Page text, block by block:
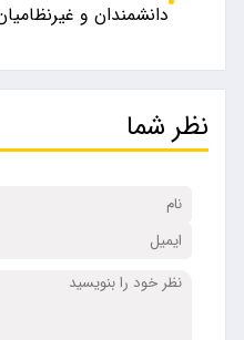
دانشمندان و
نظر شما